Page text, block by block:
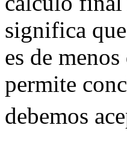
significa
es de
permite
debemos